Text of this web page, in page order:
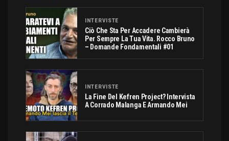
INTERVISTE
Ciò Che Sta Per Accadere Cambierà
Per Sempre La Tua Vita. Rocco Bruno
– Domande Fondamentali #01
INTERVISTE
La Fine Del Kefren Project? Intervista
A Corrado Malanga E Armando Mei